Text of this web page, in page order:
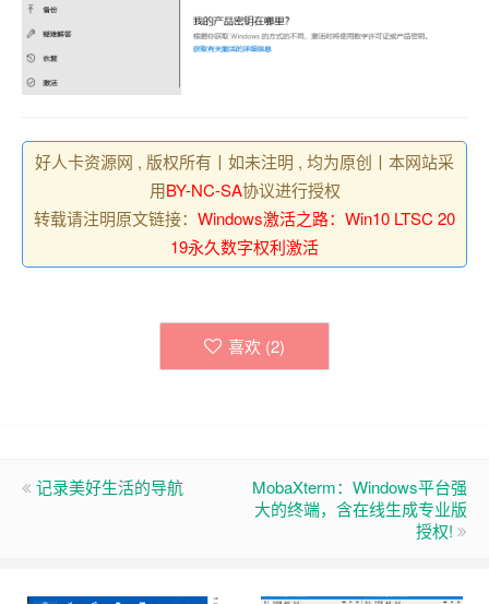
好人卡资源网 , 版权所有丨如未注明 , 均为原创丨本网站采
用BY-NC-SA协议进行授权
转载请注明原文链接： Windows激活之路：Win10 LTSC 20
19永久数字权利激活
喜欢 (2)
记录美好生活的导航
MobaXterm：Windows平台强
大的终端，含在线生成专业版
授权!